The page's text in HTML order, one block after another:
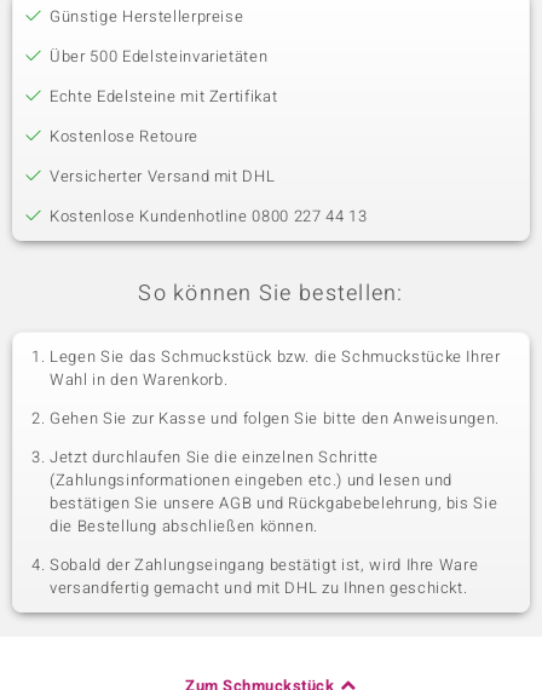
Günstige Herstellerpreise
Über 500 Edelsteinvarietäten
Echte Edelsteine mit Zertifikat
Kostenlose Retoure
Versicherter Versand mit DHL
Kostenlose Kundenhotline 0800 227 44 13
So können Sie bestellen:
Legen Sie das Schmuckstück bzw. die Schmuckstücke Ihrer
Wahl in den Warenkorb.
Gehen Sie zur Kasse und folgen Sie bitte den Anweisungen.
Jetzt durchlaufen Sie die einzelnen Schritte
(Zahlungsinformationen eingeben etc.) und lesen und
bestätigen Sie unsere AGB und Rückgabebelehrung, bis Sie
die Bestellung abschließen können.
Sobald der Zahlungseingang bestätigt ist, wird Ihre Ware
versandfertig gemacht und mit DHL zu Ihnen geschickt.